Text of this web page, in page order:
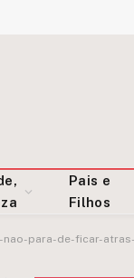
Pais e
Filhos
nao-para-de-ficar-